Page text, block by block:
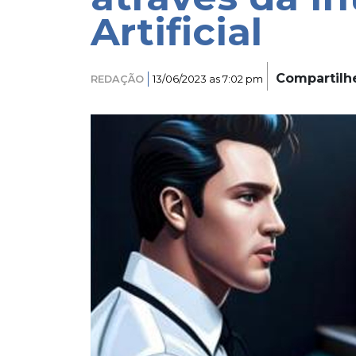
Artificial
REDAÇÃO 13/06/2023 as 7:02 pm